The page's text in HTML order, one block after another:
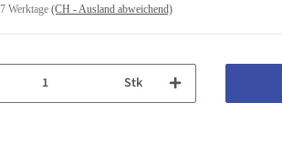
Werktage (CH - Ausland abweichend)
Stk